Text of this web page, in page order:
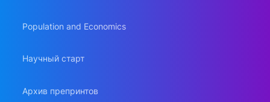
Population and Economics
Научный старт
Архив препринтов